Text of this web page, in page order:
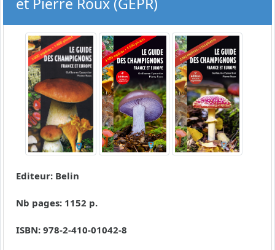
Editeur: Belin
Nb pages: 1152 p.
ISBN: 978-2-410-01042-8